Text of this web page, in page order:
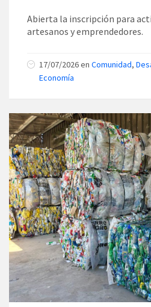
Abierta la inscripción para
artesanos y emprendedores.
17/07/2026en Comunidad,
Economía